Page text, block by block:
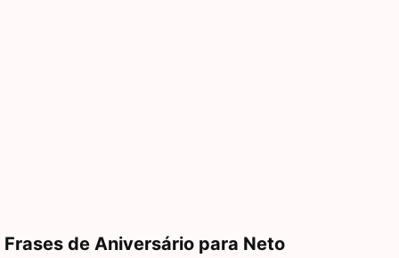
Frases de Aniversário para Neto